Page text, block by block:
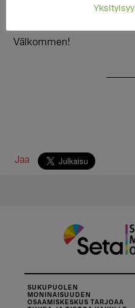
Välkommen!
Jaa
SUKUPUOLEN
MONINAISUUDEN
OSAAMISKESKUS TARJOAA